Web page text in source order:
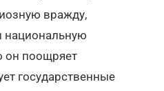
вражду,
национальную
поощряет
государственные